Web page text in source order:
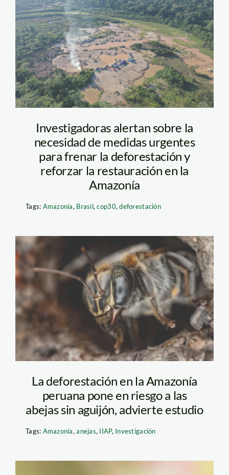
Fenamad-Masenawa-
Deforestación-
agosto-2021
Investigadoras alertan sobre la
necesidad de medidas urgentes
para frenar la deforestación y
reforzar la restauración en la
Amazonía
Tags: Amazonía, Brasil,cop30,deforestación
abejas sin
aguijon_deforestacion
La deforestación en la Amazonía
peruana pone en riesgo a las
abejas sin aguijón, advierte estudio
Tags: Amazonía,anejas, IIAP, Investigación